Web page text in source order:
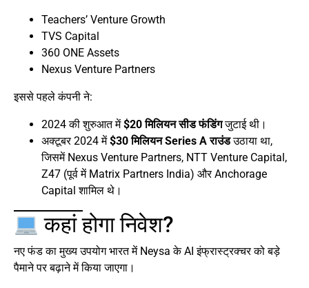
Teachers’ Venture Growth
TVS Capital
360 ONE Assets
Nexus Venture Partners
इससे पहले कंपनी ने:
2024 की शुरुआत में$20 मिलियन सीड फंडिंगजुटाई थी।
अक्टूबर 2024 में$30 मिलियन Series A राउंडउठाया था,
जिसमें Nexus Venture Partners, NTT Venture Capital,
Z47 (पूर्व में Matrix Partners India) और Anchorage
Capital शामिल थे।
कहां होगा निवेश?
नए फंड का मुख्य उपयोग भारत में Neysa के AI इंफ्रास्ट्रक्चर को बड़े
पैमाने पर बढ़ाने में किया जाएगा।